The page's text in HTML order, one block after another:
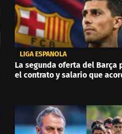
LIGA ESPAÑOLA
La segunda oferta del Barça
el contrato y salario que